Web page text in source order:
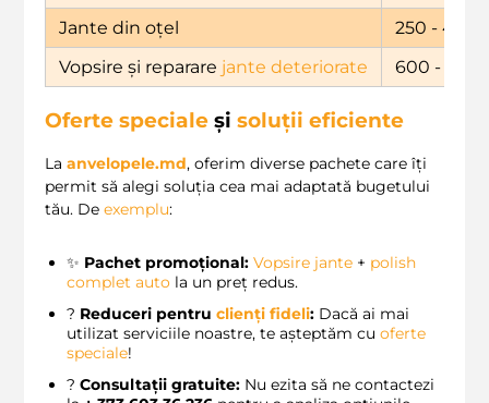
Jante din oțel
250 - 450
Vopsire și reparare jante deteriorate 600 -
Oferte speciale și soluții eficiente
La anvelopele.md, oferim diverse pachete care îți
permit să alegi soluția cea mai adaptată bugetului
tău. De exemplu:
✨ Pachet promoțional: Vopsire jante + polish
complet auto la un preț redus.
? Reduceri pentru clienți fideli: Dacă ai mai
utilizat serviciile noastre, te așteptăm cu oferte
speciale!
? Consultații gratuite: Nu ezita să ne contactezi